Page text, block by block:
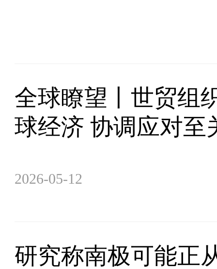
全球瞭望丨世贸组
球经济 协调应对至
2026-05-12
研究称南极可能正